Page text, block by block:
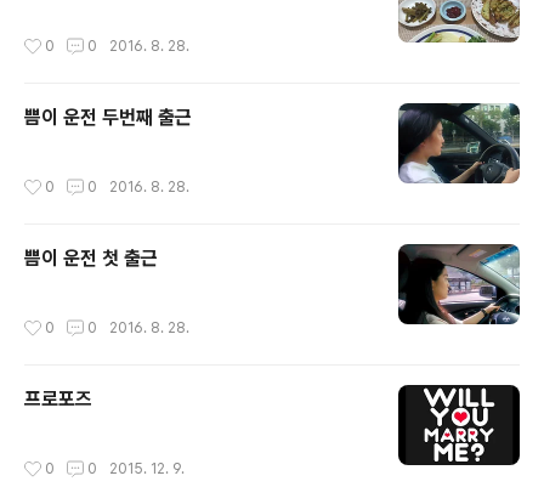
0 0 2016. 8. 28.
쁨이 운전 두번째 출근
0 0 2016. 8. 28.
쁨이 운전 첫 출근
0 0 2016. 8. 28.
프로포즈
0 0 2015. 12. 9.